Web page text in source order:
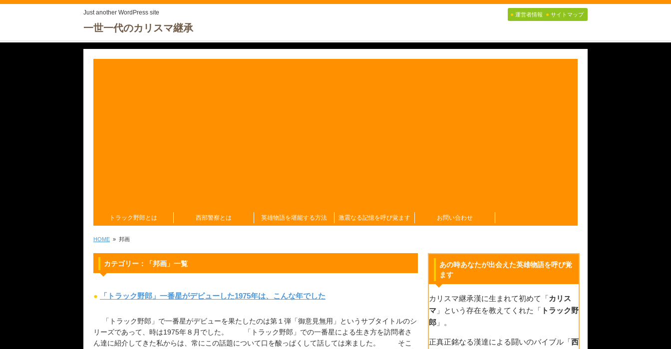
Just another WordPress site
一世一代のカリスマ継承
● 運営者情報 ● サイトマップ
トラック野郎とは 西部警察とは 英雄物語を堪能する方法 激震なる記憶を呼び覚ます お問い合わせ
HOME » 邦画
カテゴリー：「邦画」一覧
● 「トラック野郎」一番星がデビューした1975年は、こんな年でした
「トラック野郎」で一番星がデビューを果たしたのは第１弾「御意見無用」というサブタイトルのシ
リーズであって、時は1975年８月でした。 「トラック野郎」での一番星による生き方を訪問者さ
ん達に紹介してきた私からは、常にこの話題について口を酸っぱくして話しては来ました。 そこ
あの時あなたが出会えた英雄物語を呼び覚
ます
カリスマ継承漢に生まれて初めて「カリス
マ 」という存在を教えてくれた「 トラック野
郎 」。
正真正銘なる漢達による闘いのバイブル「西